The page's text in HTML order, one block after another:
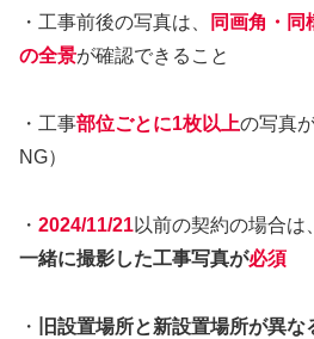
・工事前後の写真は、 同画角・同
の全景が確認できること
・工事部位ごとに1枚以上の写真
NG）
・ 2024/11/21以前の契約の場合は、
一緒に撮影した工事写真が必須
・ 旧設置場所と新設置場所が異な